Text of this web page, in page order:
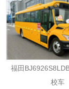
福田
校车